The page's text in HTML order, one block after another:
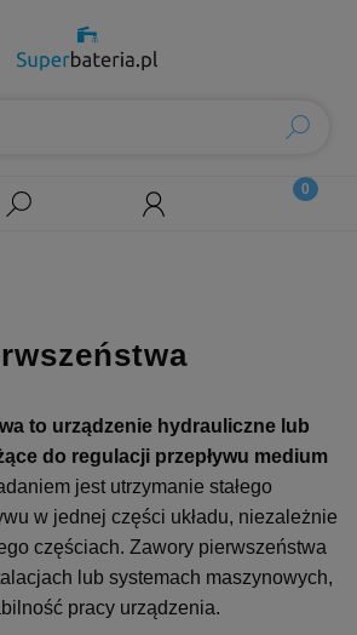
to urządzenie hydrauliczne lub
do regulacji przepływu medium
jest utrzymanie stałego
w jednej części układu, niezależnie
częściach. Zawory pierwszeństwa
lub systemach maszynowych,
pracy urządzenia.